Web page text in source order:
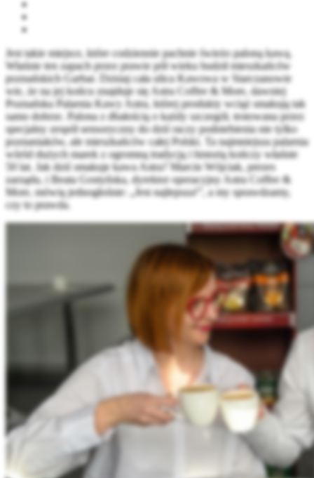
Jest takie miejsce, które codziennie pachnie świeżo paloną kawą.
Właśnie ten zapach przez prawie pół wieku budził mieszkańców
poznańskich Garbar. Dzisiaj cała ulica Kawowa w Starczanowie
wie, że na jej końcu znajduje się Astra Coffee & More, dawniej
Poznańska Palarnia Kawy Astra, której produkty wciąż smakują tak
samo dobrze. Palona z dbałością o każdy szczegół, testowana przez
specjalny zespół sensoryczny do dziś raczy podniebienia nie tylko
poznaniaków, ale mieszkańców całej Polski. Ta najmniejsza palarnia
wśród dużych marek z ogromną tradycją i historią kończy właśnie
50 lat. Jak dziś smakuje kawa Astra? Marcin Wójciak, prezes
zarządu, i Beata Gostyńska, dyrektor operacyjny Astra Coffee &
More, mówią jednogłośnie: „Jest najlepsza!”, a my sprawdzamy,
czy to prawda.